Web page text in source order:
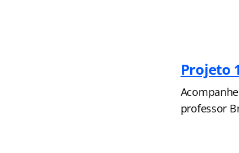
Projeto
professor